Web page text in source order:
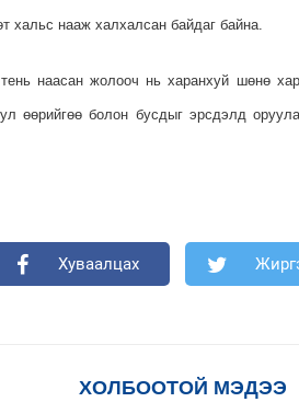
хальс нааж халхалсан байдаг байна.
наасан жолооч нь харанхуй шөнө
өөрийгөө болон бусдыг эрсдэлд
Хуваалцах
ХОЛБООТОЙ МЭДЭЭ